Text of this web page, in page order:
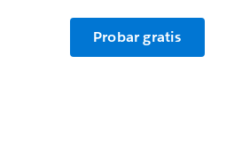
Probar gratis